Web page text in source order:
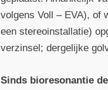
volgens Voll – EVA), of
een stereo­installatie)
verzinsel; dergelijke
Sinds bioresonantie